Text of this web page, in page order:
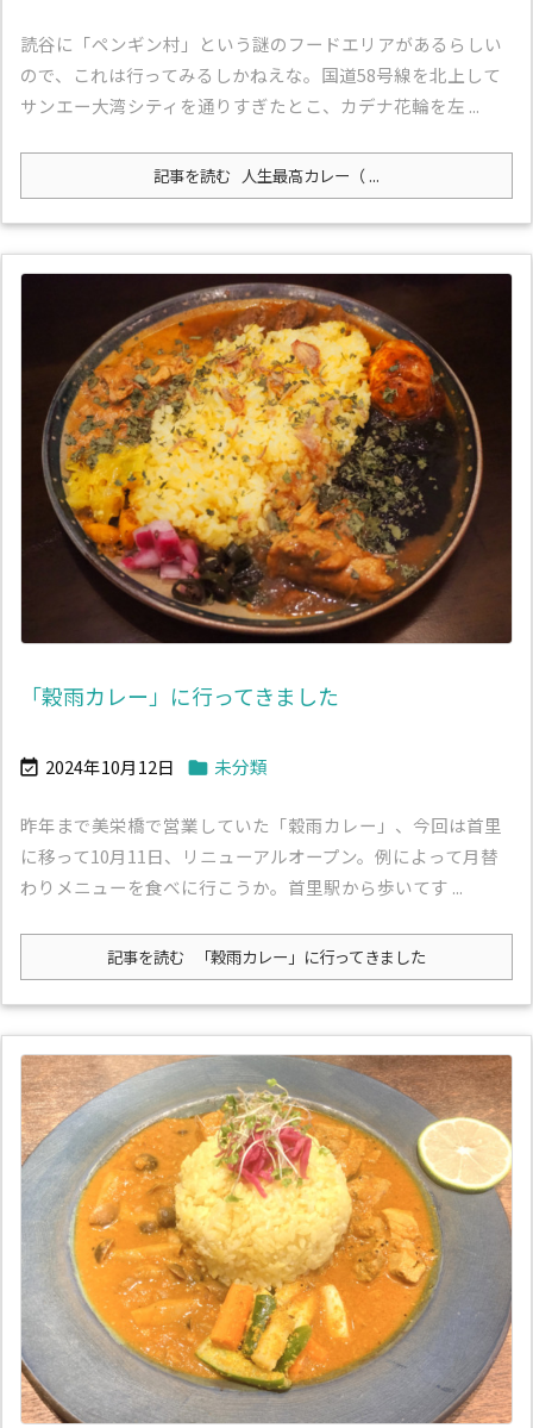
読谷に「ペンギン村」という謎のフードエリアがあるらしい
ので、これは行ってみるしかねえな。国道58号線を北上して
サンエー大湾シティを通りすぎたとこ、カデナ花輪を左 ...
記事を読む 人生最高カレー（ ...
「穀雨カレー」に行ってきました
 2024年10月12日  未分類
昨年まで美栄橋で営業していた「穀雨カレー」、今回は首里
に移って10月11日、リニューアルオープン。例によって月替
わりメニューを食べに行こうか。首里駅から歩いてす ...
記事を読む 「穀雨カレー」に行ってきました